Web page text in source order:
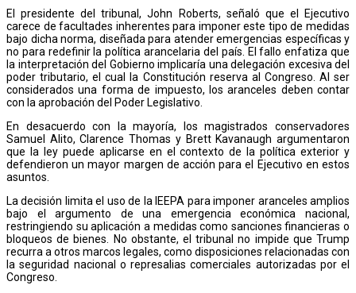
El presidente del tribunal, John Roberts, señaló que el Ejecutivo
carece de facultades inherentes para imponer este tipo de medidas
bajo dicha norma, diseñada para atender emergencias específicas y
no para redefinir la política arancelaria del país. El fallo enfatiza que
la interpretación del Gobierno implicaría una delegación excesiva del
poder tributario, el cual la Constitución reserva al Congreso. Al ser
considerados una forma de impuesto, los aranceles deben contar
con la aprobación del Poder Legislativo.
En desacuerdo con la mayoría, los magistrados conservadores
Samuel Alito, Clarence Thomas y Brett Kavanaugh argumentaron
que la ley puede aplicarse en el contexto de la política exterior y
defendieron un mayor margen de acción para el Ejecutivo en estos
asuntos.
La decisión limita el uso de la IEEPA para imponer aranceles amplios
bajo el argumento de una emergencia económica nacional,
restringiendo su aplicación a medidas como sanciones financieras o
bloqueos de bienes. No obstante, el tribunal no impide que Trump
recurra a otros marcos legales, como disposiciones relacionadas con
la seguridad nacional o represalias comerciales autorizadas por el
Congreso.